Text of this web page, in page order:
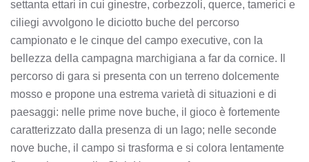
settanta ettari in cui ginestre, corbezzoli, querce, tamerici e
ciliegi avvolgono le diciotto buche del percorso
campionato e le cinque del campo executive, con la
bellezza della campagna marchigiana a far da cornice. Il
percorso di gara si presenta con un terreno dolcemente
mosso e propone una estrema varietà di situazioni e di
paesaggi: nelle prime nove buche, il gioco è fortemente
caratterizzato dalla presenza di un lago; nelle seconde
nove buche, il campo si trasforma e si colora lentamente